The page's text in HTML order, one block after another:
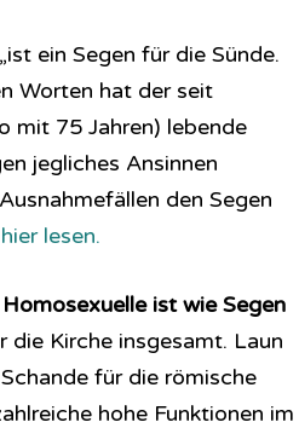
ein Segen für die Sünde.
Worten hat der seit
mit 75 Jahren) lebende
jegliches Ansinnen
den Segen
hier lesen.
ist wie Segen
die Kirche insgesamt. Laun
für die römische
hohe Funktionen im